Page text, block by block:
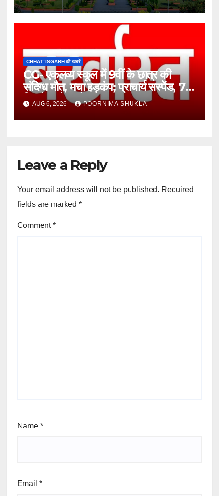
CHHATTISGARH की खबरें
CG- एकलव्य स्कूल में 9वीं के छात्र की
संदिग्ध मौत, मचा हड़कंप; प्राचार्य सस्पेंड, 7
दिन में खुलेगा मौत का राज!…
AUG 6, 2026 POORNIMA SHUKLA
Leave a Reply
Your email address will not be published. Required
fields are marked *
Comment*
Name *
Email *